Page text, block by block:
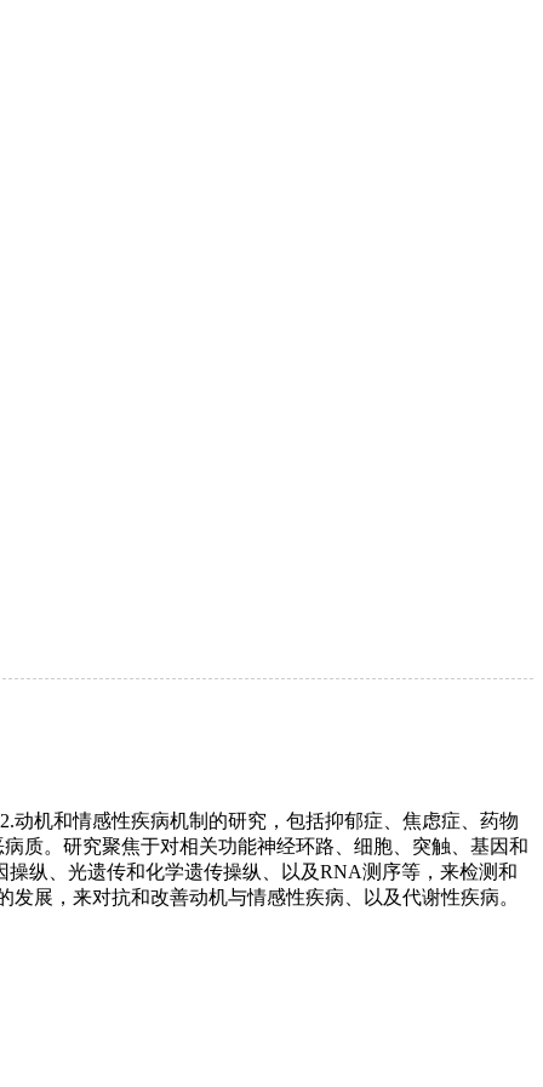
动机和情感性疾病机制的研究，包括抑郁症、焦虑症、药物
质。研究聚焦于对相关功能神经环路、细胞、突触、基因和
纵、光遗传和化学遗传操纵、以及RNA测序等，来检测和
展，来对抗和改善动机与情感性疾病、以及代谢性疾病。